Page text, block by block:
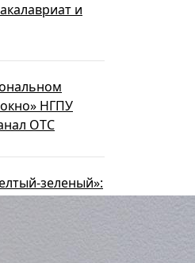
и
НГПУ
ОТС
зеленый»:
из